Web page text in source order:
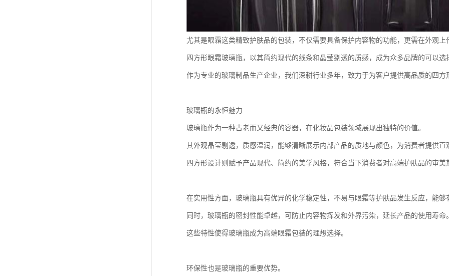
尤其是眼霜这类精致护肤品的包装，不仅需要具备保护内容物的功能，更需在外观上
四方形眼霜玻璃瓶，以其简约现代的线条和晶莹剔透的质感，成为众多品牌的可以选
作为专业的玻璃制品生产企业，我们深耕行业多年，致力于为客户提供高品质的四方
玻璃瓶的永恒魅力
玻璃瓶作为一种古老而又经典的容器，在化妆品包装领域展现出独特的价值。
其外观晶莹剔透，质感温润，能够清晰展示内部产品的质地与颜色，为消费者提供直
四方形设计则赋予产品现代、简约的美学风格，符合当下消费者对高端护肤品的审美
在实用性方面，玻璃瓶具有优异的化学稳定性，不易与眼霜等护肤品发生反应，能
同时，玻璃瓶的密封性能卓越，可防止内容物挥发和外界污染，延长产品的使用寿命
这些特性使得玻璃瓶成为高端眼霜包装的理想选择。
环保性也是玻璃瓶的重要优势。